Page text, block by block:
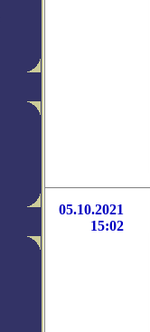
05.10.2021
15:02